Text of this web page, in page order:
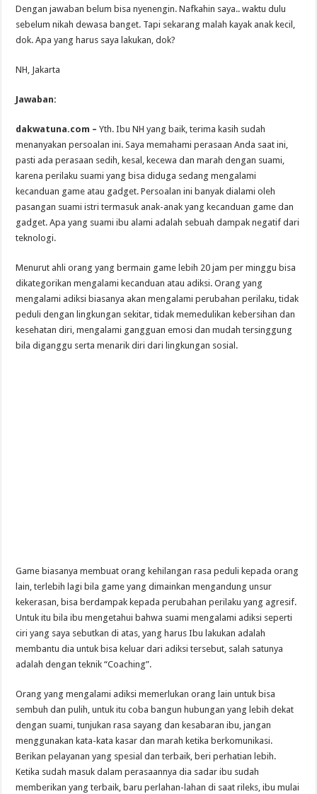
Dengan jawaban belum bisa nyenengin. Nafkahin saya.. waktu dulu
sebelum nikah dewasa banget. Tapi sekarang malah kayak anak kecil,
dok. Apa yang harus saya lakukan, dok?
NH, Jakarta
Jawaban:
dakwatuna.com – Yth. Ibu NH yang baik, terima kasih sudah
menanyakan persoalan ini. Saya memahami perasaan Anda saat ini,
pasti ada perasaan sedih, kesal, kecewa dan marah dengan suami,
karena perilaku suami yang bisa diduga sedang mengalami
kecanduan game atau gadget. Persoalan ini banyak dialami oleh
pasangan suami istri termasuk anak-anak yang kecanduan game dan
gadget. Apa yang suami ibu alami adalah sebuah dampak negatif dari
teknologi.
Menurut ahli orang yang bermain game lebih 20 jam per minggu bisa
dikategorikan mengalami kecanduan atau adiksi. Orang yang
mengalami adiksi biasanya akan mengalami perubahan perilaku, tidak
peduli dengan lingkungan sekitar, tidak memedulikan kebersihan dan
kesehatan diri, mengalami gangguan emosi dan mudah tersinggung
bila diganggu serta menarik diri dari lingkungan sosial.
Game biasanya membuat orang kehilangan rasa peduli kepada orang
lain, terlebih lagi bila game yang dimainkan mengandung unsur
kekerasan, bisa berdampak kepada perubahan perilaku yang agresif.
Untuk itu bila ibu mengetahui bahwa suami mengalami adiksi seperti
ciri yang saya sebutkan di atas, yang harus Ibu lakukan adalah
membantu dia untuk bisa keluar dari adiksi tersebut, salah satunya
adalah dengan teknik “Coaching”.
Orang yang mengalami adiksi memerlukan orang lain untuk bisa
sembuh dan pulih, untuk itu coba bangun hubungan yang lebih dekat
dengan suami, tunjukan rasa sayang dan kesabaran ibu, jangan
menggunakan kata-kata kasar dan marah ketika berkomunikasi.
Berikan pelayanan yang spesial dan terbaik, beri perhatian lebih.
Ketika sudah masuk dalam perasaannya dia sadar ibu sudah
memberikan yang terbaik, baru perlahan-lahan di saat rileks, ibu mulai